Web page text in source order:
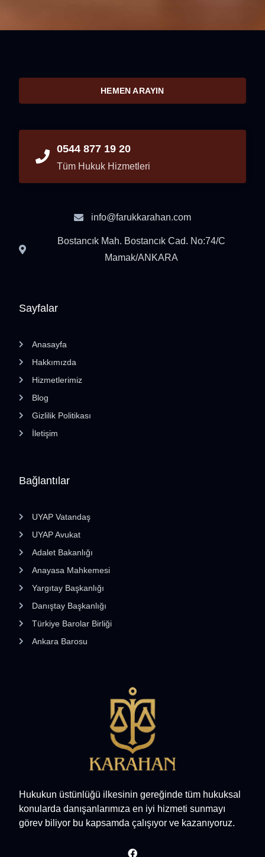
Hukukun üstünlüğü ilkesinin gereğinde tüm hukuksal
konularda danışanlarımıza en iyi hizmeti sunmayı
görev biliyor bu kapsamda çalışıyor ve kazanıyoruz.
Bağlantılar
UYAP Vatandaş
UYAP Avukat
Adalet Bakanlığı
Anayasa Mahkemesi
Yargıtay Başkanlığı
Danıştay Başkanlığı
Türkiye Barolar Birliği
Ankara Barosu
Sayfalar
Anasayfa
Hakkımızda
Hizmetlerimiz
Blog
Gizlilik Politikası
İletişim
HEMEN ARAYIN
0544 877 19 20
Tüm Hukuk Hizmetleri
info@farukkarahan.com
Bostancık Mah. Bostancık Cad. No:74/C
Mamak/ANKARA